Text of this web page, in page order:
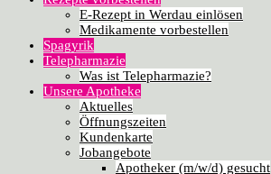
E-Rezept in Werdau einlösen
Medikamente vorbestellen
Spagyrik
Telepharmazie
Was ist Telepharmazie?
Unsere Apotheke
Aktuelles
Öffnungszeiten
Kundenkarte
Jobangebote
Apotheker (m/w/d) gesucht